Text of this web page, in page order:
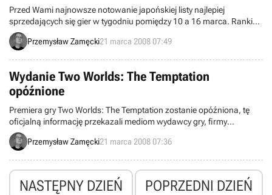
Przed Wami najnowsze notowanie japońskiej listy najlepiej
sprzedających się gier w tygodniu pomiędzy 10 a 16 marca. Ranking
stworzony został dzięki monitoringowi przeprowadzanemu przez
organizację Media Create, zajmującą się badaniem i analizą rynku w
Przemysław Zamęcki21 marca 2008 07:49
Wydanie Two Worlds: The Temptation
opóźnione
Premiera gry Two Worlds: The Temptation zostanie opóźniona, tę
oficjalną informację przekazali mediom wydawcy gry, firmy
SouthPeak Games i ZUXXEZ Entertainment.
Przemysław Zamęcki21 marca 2008 07:36
NASTĘPNY DZIEŃ POPRZEDNI DZIEŃ